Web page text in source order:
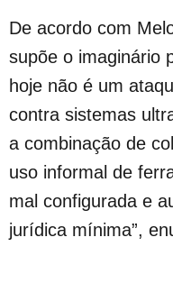
De acordo com
supõe o imaginário
hoje não é um
contra sistemas
a combinação de
uso informal de
mal configurada e
jurídica mínima”,